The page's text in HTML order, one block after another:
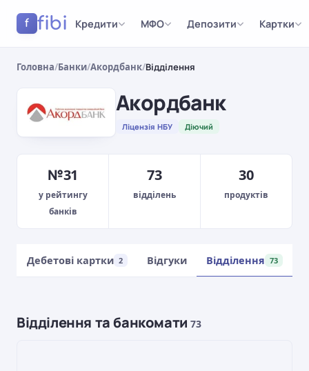
f fibi Кредити МФО Депозити Картки
Головна/Банки/Акордбанк/Відділення
Акордбанк
Ліцензія НБУ Діючий
№31
у рейтингу
банків
73
відділень
30
продуктів
Дебетові картки 2 Відгуки Відділення 73
Відділення та банкомати73